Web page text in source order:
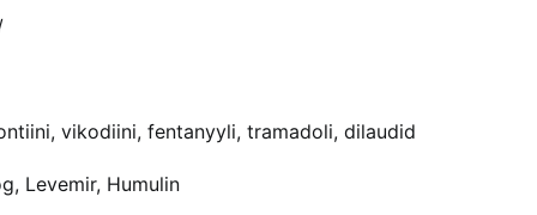
vikodiini, fentanyyli, tramadoli, dilaudid
Levemir, Humulin